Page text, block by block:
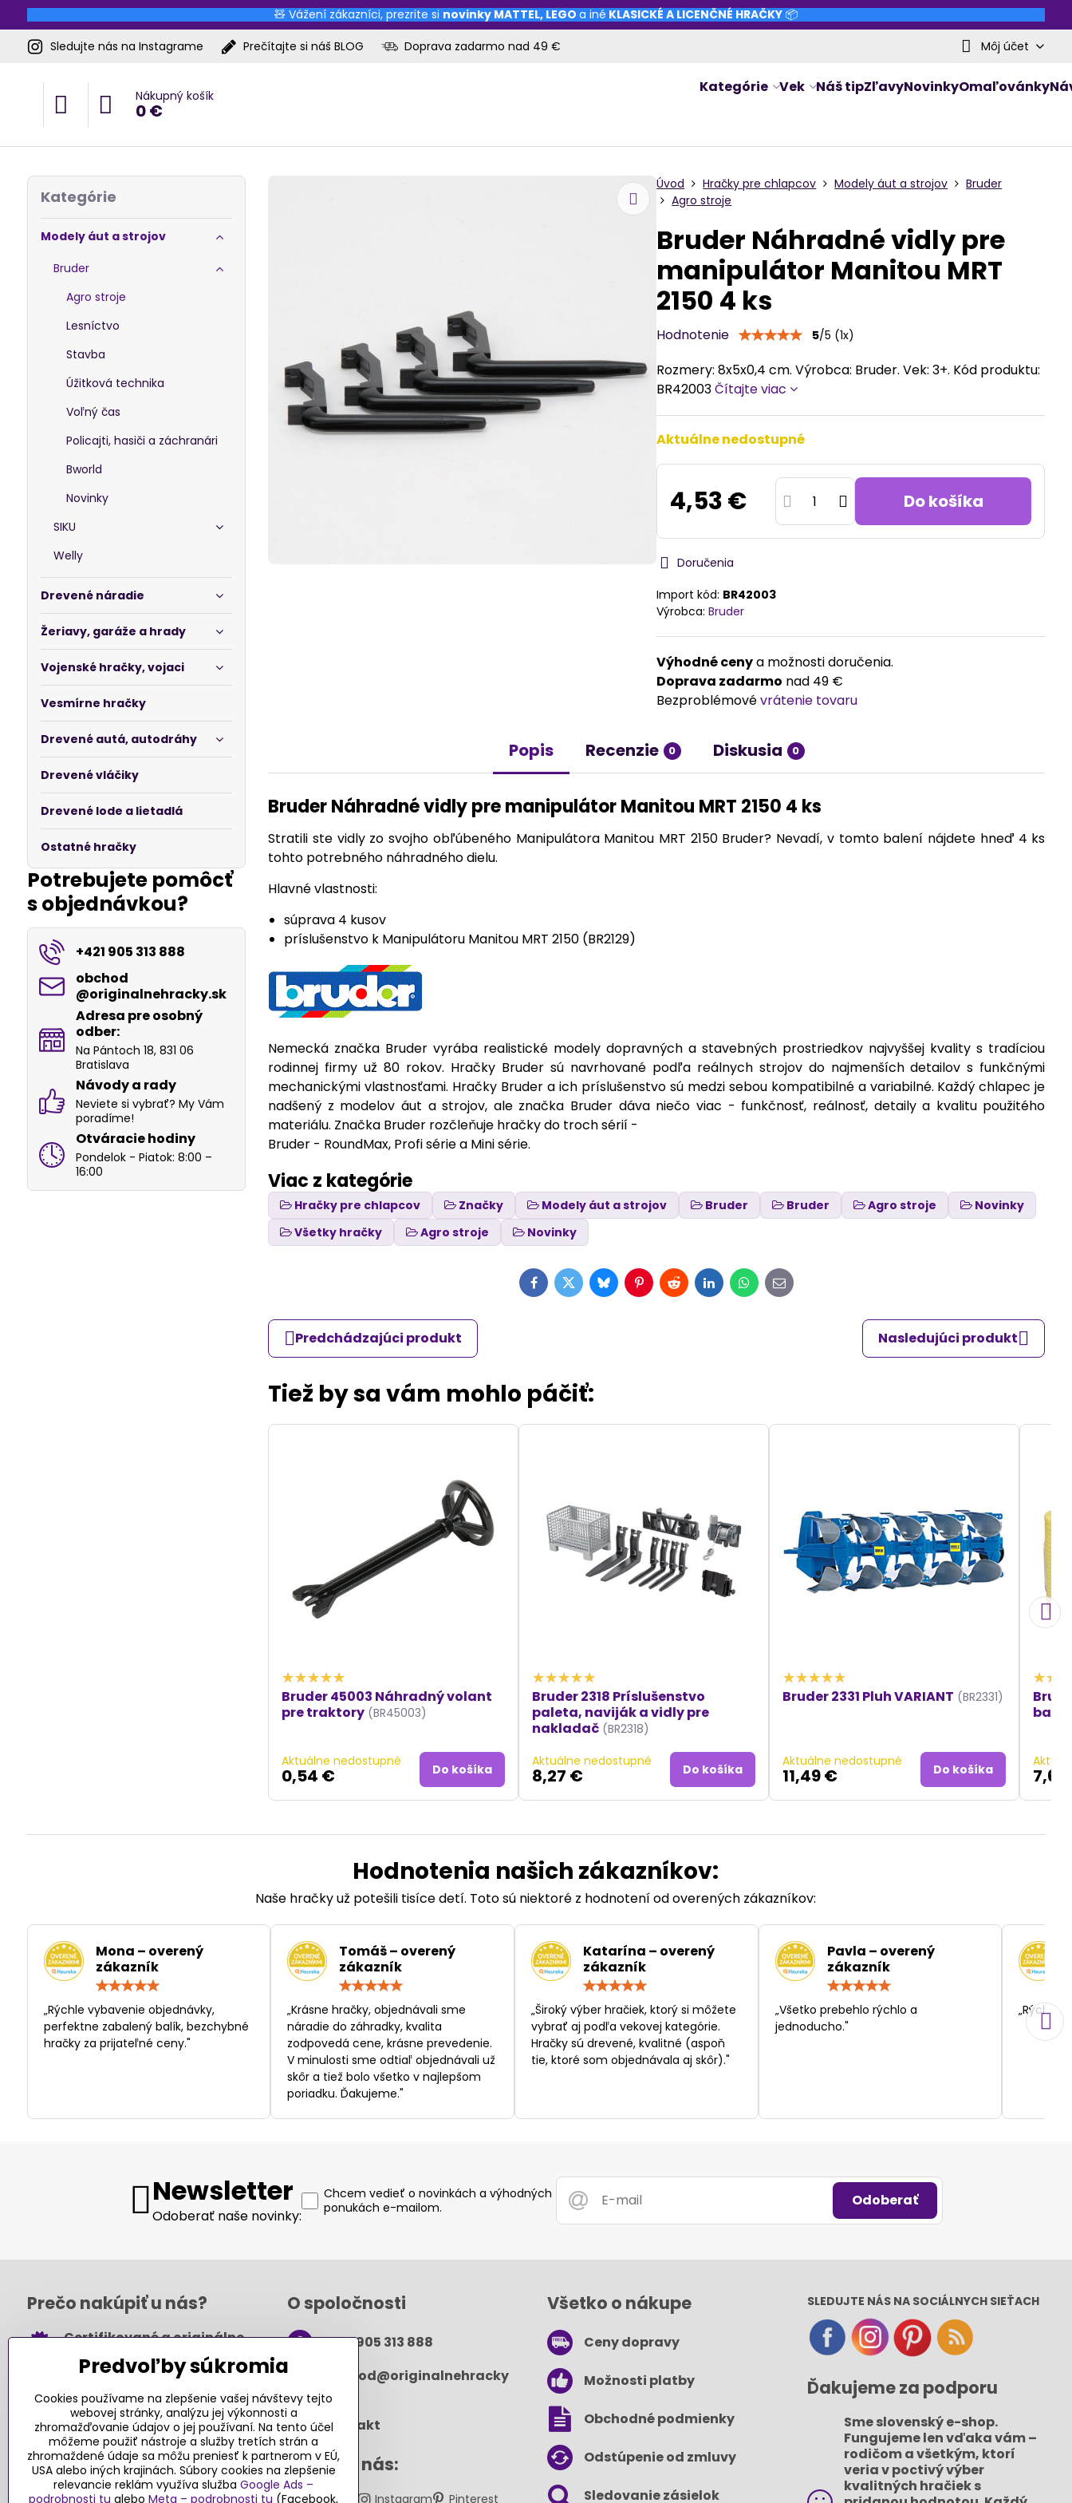
🧸 Vážení zákazníci, prezrite si novinky MATTEL, LEGO a iné KLASICKÉ A LICENČNÉ HRAČKY📦
Sledujte nás na Instagrame
Prečítajte si náš BLOG Doprava zadarmo nad 49 € Môj účet
Nákupný košík
0 €
Kategórie Vek Náš tipZľavyNovinkyOmaľovánky
Úvod Hračky pre chlapcov Modely áut a strojov
Bruder
Agro stroje
Bruder Náhradné vidly pre
manipulátor Manitou MRT
2150 4 ks
Hodnotenie 5/5 (1x)
Rozmery: 8x5x0,4 cm. Výrobca: Bruder. Vek: 3+. Kód produktu:
BR42003Čítajte viac
Aktuálne nedostupné
4,53 € Do košíka
Doručenia
Import kód: BR42003
Výrobca:Bruder
Výhodné cenya možnosti doručenia.
Doprava zadarmo nad 49 €
Bezproblémovévrátenie tovaru
Popis Recenzie 0 Diskusia 0
Bruder Náhradné vidly pre manipulátor Manitou MRT 2150 4 ks
Stratili ste vidly zo svojho obľúbeného Manipulátora Manitou MRT 2150 Bruder? Nevadí, v tomto balení nájdete hneď 4 ks
tohto potrebného náhradného dielu.
Hlavné vlastnosti:
súprava 4 kusov
príslušenstvo k Manipulátoru Manitou MRT 2150 (BR2129)
Nemecká značka Bruder vyrába realistické modely dopravných a stavebných prostriedkov najvyššej kvality s tradíciou
rodinnej firmy už 80 rokov. Hračky Bruder sú navrhované podľa reálnych strojov do najmenších detailov s funkčnými
mechanickými vlastnosťami. Hračky Bruder a ich príslušenstvo sú medzi sebou kompatibilné a variabilné. Každý chlapec je
nadšený z modelov áut a strojov, ale značka Bruder dáva niečo viac - funkčnosť, reálnosť, detaily a kvalitu použitého
materiálu. Značka Bruder rozčleňuje hračky do troch sérií -
Bruder - RoundMax, Profi série a Mini série.
Viac z kategórie
Hračky pre chlapcov Značky Modely áut a strojov Bruder Bruder Agro stroje
Novinky
Všetky hračky
Agro stroje Novinky
Facebook
TwitterBlueskyPinterest
RedditLinkedInWhatsApp
E-
mail
Predchádzajúci produkt Nasledujúci produkt
Tiež by sa vám mohlo páčiť:
Bruder 45003 Náhradný volant
pre traktory (BR45003)
Aktuálne nedostupné
0,54 € Do košíka
Bruder 2318 Príslušenstvo
paleta, naviják a vidly pre
nakladač (BR2318)
Aktuálne nedostupné
8,27 € Do košíka
Bruder 2331 Pluh VARIANT (BR2331)
Aktuálne nedostupné
11,49 € Do košíka
Kategórie
Modely áut a strojov
Bruder
Agro stroje
Lesníctvo
Stavba
Úžitková technika
Voľný čas
Policajti, hasiči a záchranári
Bworld
Novinky
SIKU
Welly
Drevené náradie
Žeriavy, garáže a hrady
Vojenské hračky, vojaci
Vesmírne hračky
Drevené autá, autodráhy
Drevené vláčiky
Drevené lode a lietadlá
Ostatné hračky
Potrebujete pomôcť
s objednávkou?
+421 905 313 888
obchod​
@originalnehracky​.sk
Adresa pre osobný
odber:
Na Pántoch 18, 831 06
Bratislava
Návody a rady
Neviete si vybrať? My Vám
poradíme!
Otváracie hodiny
Pondelok - Piatok: 8:00 –
16:00
Hodnotenia našich zákazníkov:
Naše hračky už potešili tisíce detí. Toto sú niektoré z hodnotení od overených zákazníkov:
Mona – overený
zákazník
/
5
„Rýchle vybavenie objednávky,
perfektne zabalený balík, bezchybné
hračky za prijateľné ceny."
Tomáš – overený
zákazník
/
„Krásne hračky, objednávali sme
náradie do záhradky, kvalita
zodpovedá cene, krásne prevedenie.
V minulosti sme odtiaľ objednávali už
skôr a tiež bolo všetko v najlepšom
poriadku. Ďakujeme."
Katarína – overený
zákazník
/
5
„Široký výber hračiek, ktorý si môžete
vybrať aj podľa vekovej kategórie.
Hračky sú drevené, kvalitné (aspoň
tie, ktoré som objednávala aj skôr)."
Pavla – overený
zákazník
„Všetko prebehlo rýchlo a
jednoducho."
Newsletter
Odoberať naše novinky:
Odoberať
Chcem vedieť o novinkách a výhodných
ponukách e-mailom.
Prečo nakúpiť u nás?
Certifikované a originálne
Takmer 100% spokojných
zákazníkov
Pri nákupe nad 49 € doprava
zadarmo
Návody a tipy
O spoločnosti
+421 905 313 888
obchod​@originalnehracky​
.sk
Kontakt
Sledujte nás:
Facebook Instagram Pinterest
Všetko o nákupe
Ceny dopravy
Možnosti platby
Obchodné podmienky
Odstúpenie od zmluvy
Sledovanie zásielok
SLEDUJTE NÁS NA SOCIÁLNYCH SIEŤACH
Ďakujeme za podporu
Sme slovenský e-shop​.
Fungujeme len vďaka vám –
rodičom a všetkým, ktorí
veria v poctivý výber
kvalitných hračiek s
Predvoľby súkromia
Cookies používame na zlepšenie vašej návštevy tejto
webovej stránky, analýzu jej výkonnosti a
zhromažďovanie údajov o jej používaní. Na tento účel
môžeme použiť nástroje a služby tretích strán a
zhromaždené údaje sa môžu preniesť k partnerom v EÚ,
USA alebo iných krajinách. Súbory cookies na zlepšenie
relevancie reklám využíva služba Google Ads –
podrobnosti tu alebo Meta – podrobnosti tu (Facebook,